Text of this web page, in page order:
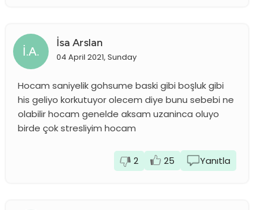
İ.A.
İsa Arslan
04 April 2021, Sunday
Hocam saniyelik gohsume baski gibi boşluk gibi
his geliyo korkutuyor olecem diye bunu sebebi ne
olabilir hocam genelde aksam uzaninca oluyo
birde çok stresliyim hocam
2 25 Yanıtla